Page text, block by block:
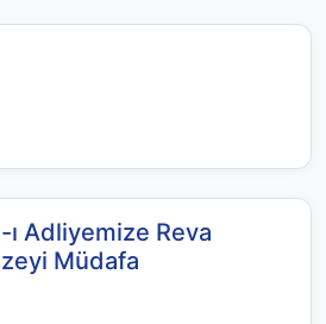
Adliyemize Reva
Müdafa